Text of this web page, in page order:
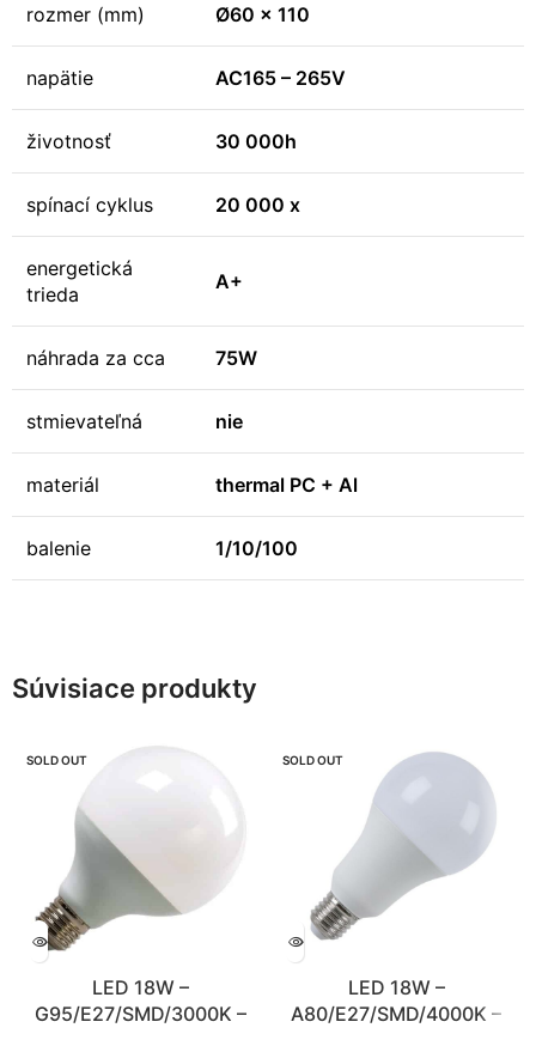
rozmer (mm) Ø60 x 110
napätie AC165 – 265V
životnosť 30 000h
spínací cyklus 20 000 x
energetická
trieda
A+
náhrada za cca 75W
stmievateľná nie
materiál thermal PC + Al
balenie 1/10/100
Súvisiace produkty
SOLD OUT
LED 18W –
G95/E27/SMD/3000K –
SOLD OUT
LED 18W –
A80/E27/SMD/4000K –